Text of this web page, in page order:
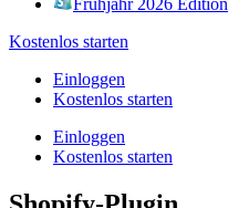
Frühjahr 2026 Edition
Kostenlos starten
Einloggen
Kostenlos starten
Einloggen
Kostenlos starten